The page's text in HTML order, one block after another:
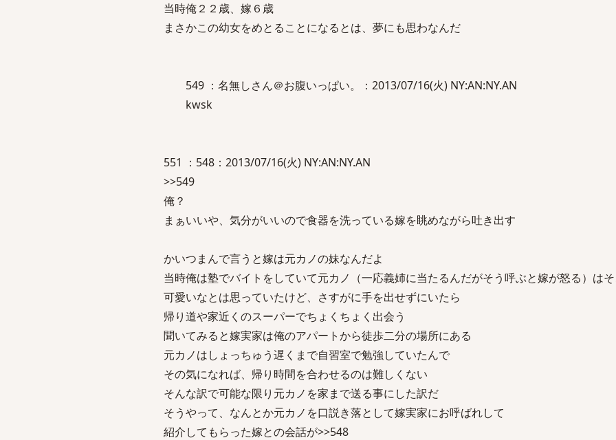
当時俺２２歳、嫁６歳
まさかこの幼女をめとることになるとは、夢にも思わなんだ
549 ：名無しさん＠お腹いっぱい。：2013/07/16(火) NY:AN:NY.AN
kwsk
551 ：548：2013/07/16(火) NY:AN:NY.AN
>>549
俺？
まぁいいや、気分がいいので食器を洗っている嫁を眺めながら吐き出す
かいつまんで言うと嫁は元カノの妹なんだよ
当時俺は塾でバイトをしていて元カノ（一応義姉に当たるんだがそう呼ぶと嫁が怒る）は
可愛いなとは思っていたけど、さすがに手を出せずにいたら
帰り道や家近くのスーパーでちょくちょく出会う
聞いてみると嫁実家は俺のアパートから徒歩二分の場所にある
元カノはしょっちゅう遅くまで自習室で勉強していたんで
その気になれば、帰り時間を合わせるのは難しくない
そんな訳で可能な限り元カノを家まで送る事にした訳だ
そうやって、なんとか元カノを口説き落として嫁実家にお呼ばれして
紹介してもらった嫁との会話が>>548